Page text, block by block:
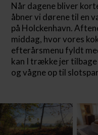
Når dagene bliver
åbner vi dørene til en
på Holckenhavn.
middag, hvor vores
efterårsmenu fyldt
kan I trække jer
og vågne op til